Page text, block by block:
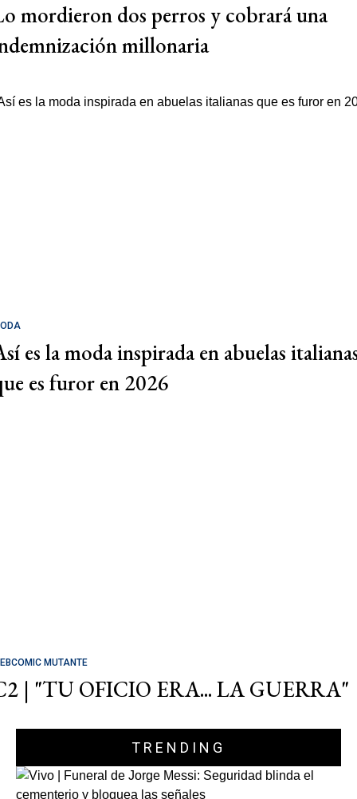
mordieron dos perros y cobrará una
millonaria
es la moda inspirada en abuelas
es furor en 2026
MUTANTE
| "TU OFICIO ERA... LA GUERRA"
TRENDING